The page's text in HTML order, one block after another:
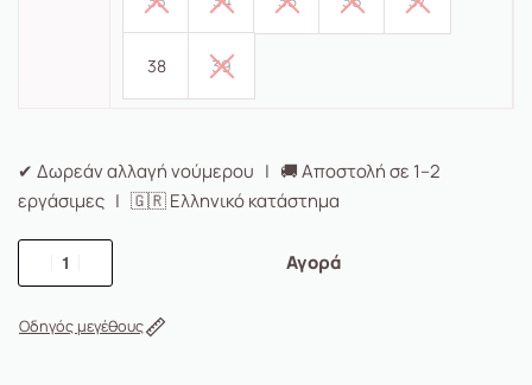
38 39
✔ Δωρεάν αλλαγή νούμερου | 🚚 Αποστολή σε 1–2
εργάσιμες | 🇬🇷 Ελληνικό κατάστημα
Αγορά
Οδηγός μεγέθους